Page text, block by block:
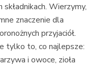
Wierzymy,
znaczenie dla
przyjaciół.
tylko to, co najlepsze:
i owoce, zioła